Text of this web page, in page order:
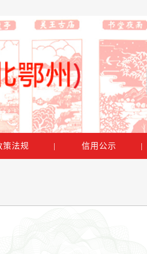
策法规 | 信用公示 |